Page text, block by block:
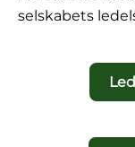
selskabets